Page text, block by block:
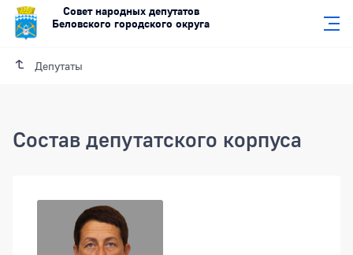
Совет народных депутатов
Беловского городского округа
Депутаты
Состав депутатского корпуса